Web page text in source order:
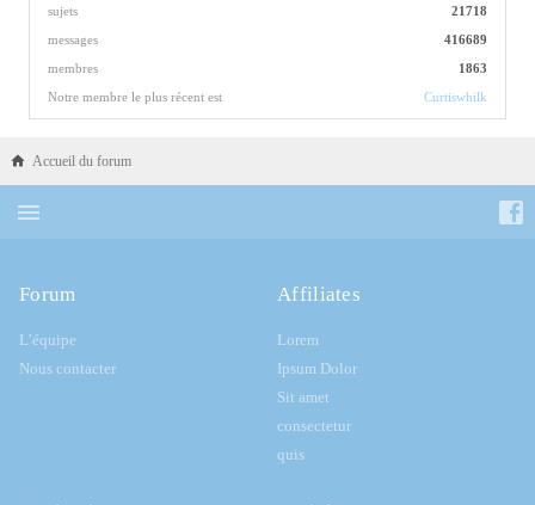
21718
sujets
416689
messages
1863
membres
Notre membre le plus récent est
Curtiswhilk
Accueil du forum
Forum
L’équipe
Nous contacter
Affiliates
Lorem
Ipsum Dolor
Sit amet
consectetur
quis